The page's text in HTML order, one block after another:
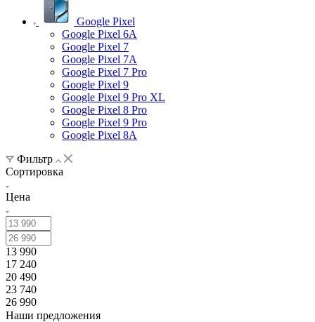
Google Pixel
Google Pixel 6A
Google Pixel 7
Google Pixel 7А
Google Pixel 7 Pro
Google Pixel 9
Google Pixel 9 Pro XL
Google Pixel 8 Pro
Google Pixel 9 Pro
Google Pixel 8A
Фильтр
Сортировка
Цена
13 990
17 240
20 490
23 740
26 990
Наши предложения